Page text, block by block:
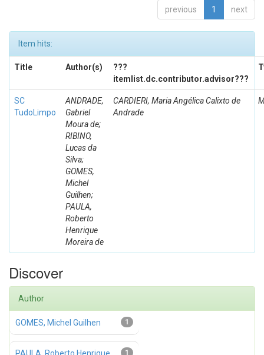
previous 1 next
Item hits:
Title Author(s)
???
itemlist.dc.contributor.advisor???
SC
TudoLimpo
ANDRADE,
Gabriel
Moura de;
RIBINO,
Lucas da
Silva;
GOMES,
Michel
Guilhen;
PAULA,
Roberto
Henrique
Moreira de
CARDIERI, Maria Angélica Calixto de
Andrade
Discover
Author
1
GOMES, Michel Guilhen
1